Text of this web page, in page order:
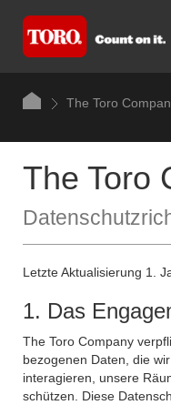
The Toro
The Toro
Letzte Aktualisierung 1.
1. Das
The Toro Company
bezogenen Daten, die
interagieren, unsere
schützen. Diese